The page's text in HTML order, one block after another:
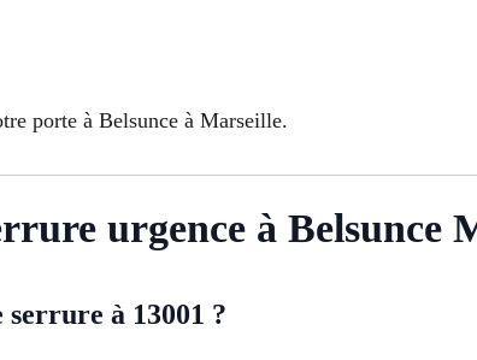
porte à Belsunce à Marseille.
urgence à Belsunce
à 13001 ?